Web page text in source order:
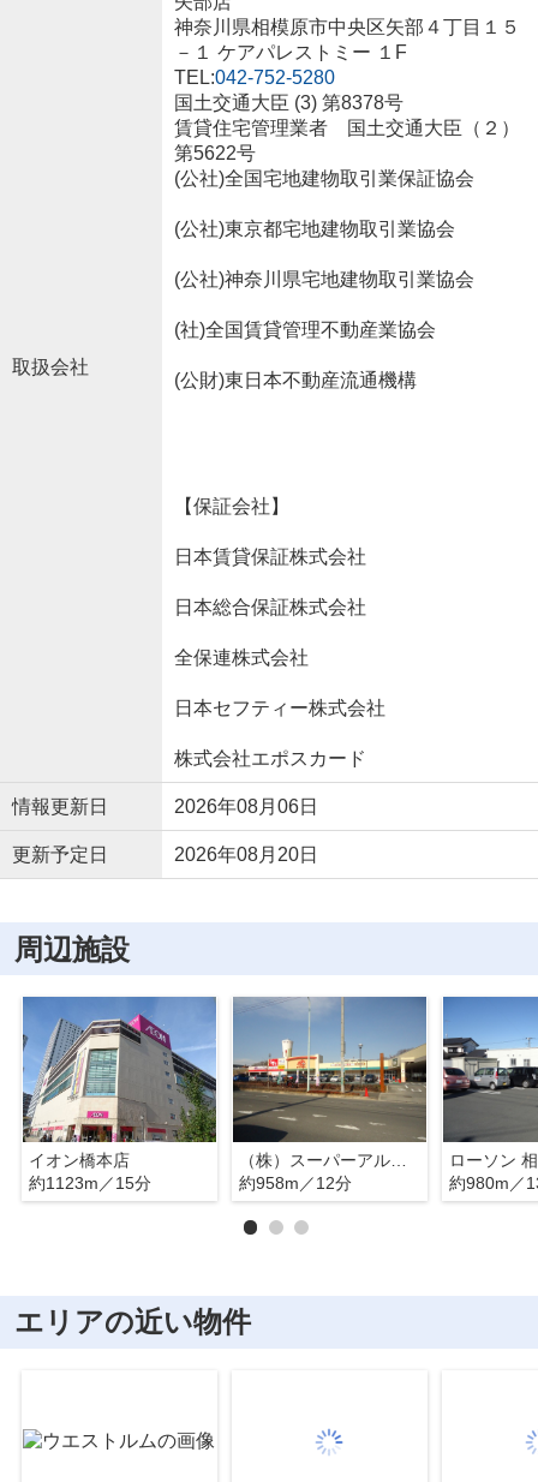
取扱会社
神奈川県相模原市中央区矢部４丁目１５
－１ ケアパレストミー １F
TEL:042-752-5280
国土交通大臣 (3) 第8378号
賃貸住宅管理業者 国土交通大臣（２）
第5622号
(公社)全国宅地建物取引業保証協会
(公社)東京都宅地建物取引業協会
(公社)神奈川県宅地建物取引業協会
(社)全国賃貸管理不動産業協会
(公財)東日本不動産流通機構
【保証会社】
日本賃貸保証株式会社
日本総合保証株式会社
全保連株式会社
日本セフティー株式会社
株式会社エポスカード
情報更新日 2026年08月06日
更新予定日 2026年08月20日
周辺施設
イオン橋本店
約1123m／15分
（株）スーパーアルプス 多摩境店
約958m／12分
約980m／
エリアの近い物件